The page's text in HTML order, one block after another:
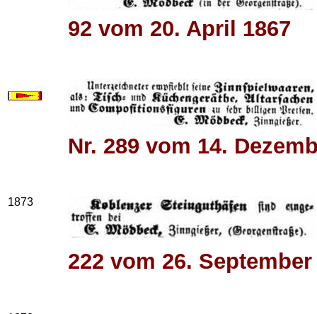
92 vom 20. April 1867
Nr. 289 vom 14.
1873
222 vom 26. September